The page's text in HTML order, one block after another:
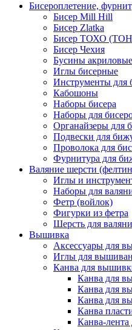
Бисероплетение,
Бисер Mill Hill
Бисер Zlatka
Бисер ТОХО
Бисер Чехия
Бусины
Иглы бисерные
Инструменты для
Кабошоны
Наборы бисера
Наборы для
Органайзеры для
Подвески для
Проволока для
Фурнитура для
Валяние шерсти
Иглы и
Наборы для
Фетр (войлок)
Фигурки из фетра
Шерсть для
Вышивка
Аксессуары для
Иглы для
Канва для
Канва для
Канва для
Канва для
Канва
Канва-